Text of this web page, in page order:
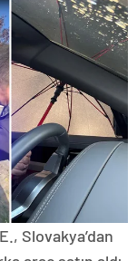
Slovakya’dan